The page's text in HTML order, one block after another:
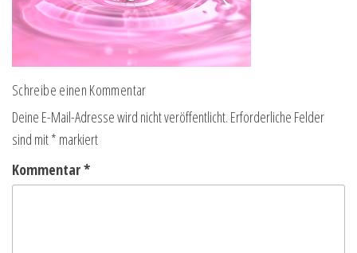
Schreibe einen Kommentar
Deine E-Mail-Adresse wird nicht veröffentlicht. Erforderliche Felder
sind mit* markiert
Kommentar*